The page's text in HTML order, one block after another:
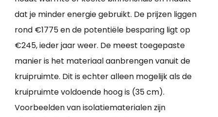
dat je minder energie gebruikt. De prijzen liggen
rond €1775 en de potentiële besparing ligt op
€245, ieder jaar weer. De meest toegepaste
manier is het materiaal aanbrengen vanuit de
kruipruimte. Dit is echter alleen mogelijk als de
kruipruimte voldoende hoog is (35 cm).
Voorbeelden van isolatiematerialen zijn